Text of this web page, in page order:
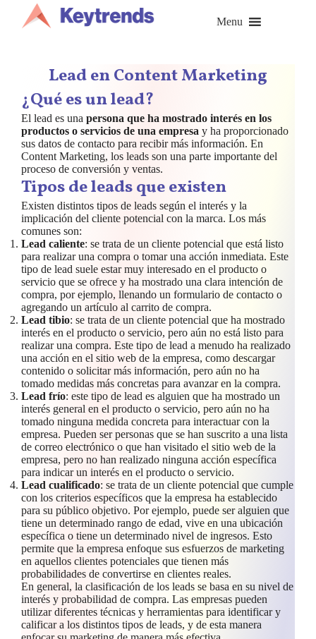
contenido
Menu
Lead en Content Marketing
¿Qué es un lead?
El lead es una persona que ha mostrado interés en los
productos o servicios de una empresa y ha proporcionado
sus datos de contacto para recibir más información. En
Content Marketing, los leads son una parte importante del
proceso de conversión y ventas.
Tipos de leads que existen
Existen distintos tipos de leads según el interés y la
implicación del cliente potencial con la marca. Los más
comunes son:
Lead caliente: se trata de un cliente potencial que está listo
para realizar una compra o tomar una acción inmediata. Este
tipo de lead suele estar muy interesado en el producto o
servicio que se ofrece y ha mostrado una clara intención de
compra, por ejemplo, llenando un formulario de contacto o
agregando un artículo al carrito de compra.
Lead tibio: se trata de un cliente potencial que ha mostrado
interés en el producto o servicio, pero aún no está listo para
realizar una compra. Este tipo de lead a menudo ha realizado
una acción en el sitio web de la empresa, como descargar
contenido o solicitar más información, pero aún no ha
tomado medidas más concretas para avanzar en la compra.
Lead frío: este tipo de lead es alguien que ha mostrado un
interés general en el producto o servicio, pero aún no ha
tomado ninguna medida concreta para interactuar con la
empresa. Pueden ser personas que se han suscrito a una lista
de correo electrónico o que han visitado el sitio web de la
empresa, pero no han realizado ninguna acción específica
para indicar un interés en el producto o servicio.
Lead cualificado: se trata de un cliente potencial que cumple
con los criterios específicos que la empresa ha establecido
para su público objetivo. Por ejemplo, puede ser alguien que
tiene un determinado rango de edad, vive en una ubicación
específica o tiene un determinado nivel de ingresos. Esto
permite que la empresa enfoque sus esfuerzos de marketing
en aquellos clientes potenciales que tienen más
probabilidades de convertirse en clientes reales.
En general, la clasificación de los leads se basa en su nivel de
interés y probabilidad de compra. Las empresas pueden
utilizar diferentes técnicas y herramientas para identificar y
calificar a los distintos tipos de leads, y de esta manera